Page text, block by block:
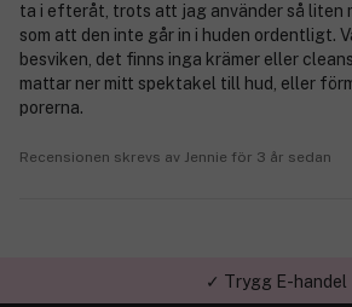
ta i efteråt, trots att jag använder så liten
som att den inte går in i huden ordentligt.
besviken, det finns inga krämer eller
mattar ner mitt spektakel till hud, eller
porerna.
Recensionen skrevs av Jennie för 3 år sedan
✓ Trygg E-handel